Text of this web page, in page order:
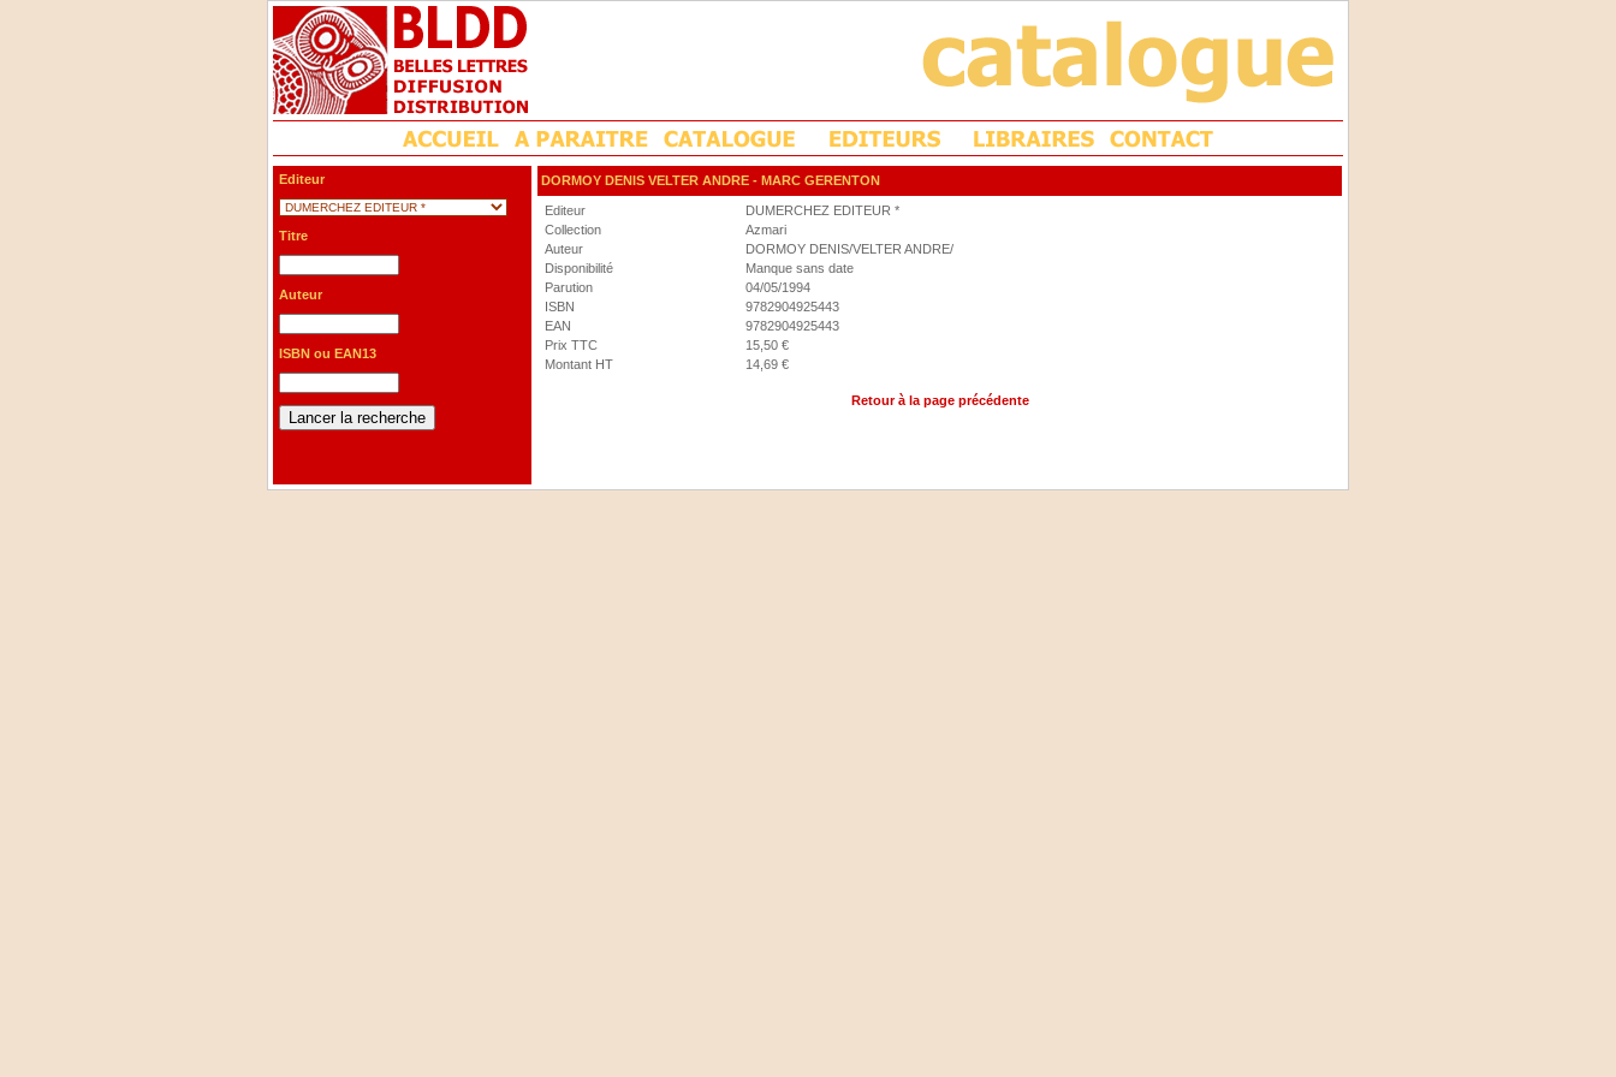
Editeur
Titre
Auteur
ISBN ou EAN13
DORMOY DENIS VELTER ANDRE - MARC GERENTON
Editeur
DUMERCHEZ EDITEUR *
Collection
Azmari
Auteur
DORMOY DENIS/VELTER ANDRE/
Disponibilité
Manque sans date
Parution
04/05/1994
ISBN
9782904925443
EAN
9782904925443
Prix TTC
15,50 €
Montant HT
14,69 €
Retour à la page précédente